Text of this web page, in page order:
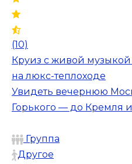
(10)
Круиз с живой
на люкс-теплоходе
Увидеть вечернюю
Горького — до Кремля
Группа
Другое